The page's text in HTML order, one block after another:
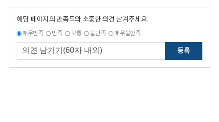
해당 페이지의 만족도와 소중한 의견 남겨주세요.
매우만족 만족 보통 불만족 매우불만족
등록